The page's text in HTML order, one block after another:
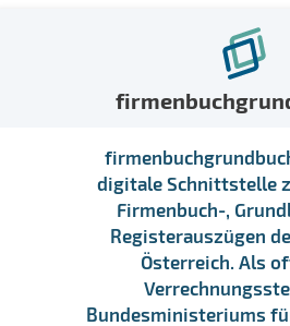
digitale Schnittstelle
Firmenbuch-,
Registerauszügen
Österreich. Als
Bundesministeriums